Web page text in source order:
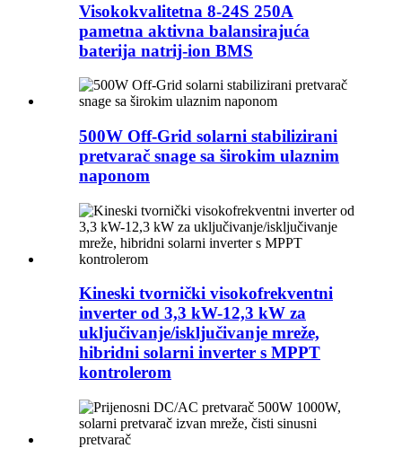
Visokokvalitetna 8-24S 250A
pametna aktivna balansirajuća
baterija natrij-ion BMS
500W Off-Grid solarni stabilizirani
pretvarač snage sa širokim ulaznim
naponom
Kineski tvornički visokofrekventni
inverter od 3,3 kW-12,3 kW za
uključivanje/isključivanje mreže,
hibridni solarni inverter s MPPT
kontrolerom